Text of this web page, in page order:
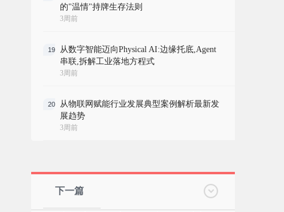
的"温情"持牌生存法则
3周前
19
从数字智能迈向Physical AI:边缘托底,Agent
串联,拆解工业落地方程式
3周前
20
从物联网赋能行业发展典型案例解析最新发
展趋势
3周前
下一篇